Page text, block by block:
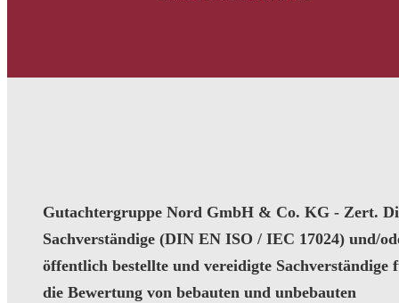
Gutachtergruppe Nord GmbH & Co. KG - Zert.
Sachverständige (DIN EN ISO / IEC 17024) und/
öffentlich bestellte und vereidigte Sachverständige
die Bewertung von bebauten und unbebauten